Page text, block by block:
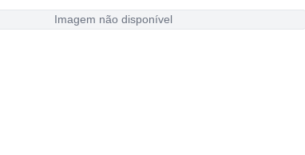
Imagem não disponível